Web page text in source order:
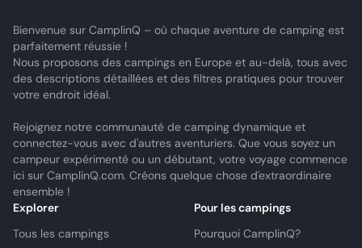
Bienvenue sur CamplinQ – où chaque aventure de camping est
parfaitement réussie !
Nous proposons des campings en Europe et au-delà, tous avec
des descriptions détaillées et des filtres pratiques pour trouver
votre endroit idéal.
Rejoignez notre communauté de camping dynamique et
connectez-vous avec d'autres aventuriers. Que vous soyez un
campeur expérimenté ou un débutant, votre voyage commence
ici sur CamplinQ.com. Créons quelque chose d'extraordinaire
ensemble !
Explorer
Tous les campings
Pour les campings
Pourquoi CamplinQ?